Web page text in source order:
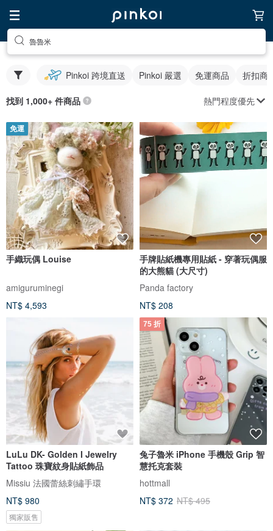
魯魯米
Pinkoi 跨境直送 Pinkoi 嚴選 免運商品 折扣商
找到 1,000+ 件商品 熱門程度優先
免運
手織玩偶 Louise
amiguruminegi
NT$ 4,593
手牌貼紙機專用貼紙 - 穿著玩偶服
的大熊貓 (大尺寸)
Panda factory
NT$ 208
LuLu DK- Golden I Jewelry
Tattoo 珠寶紋身貼紙飾品
Missiu 法國蕾絲刺繡手環
NT$ 980
獨家販售
75 折
兔子魯米 iPhone 手機殼 Grip 智
慧托克套裝
hottmall
NT$ 372 NT$ 495